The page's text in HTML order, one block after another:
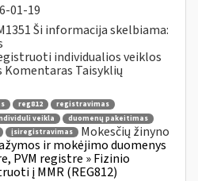
01-19
Ši informacija skelbiama:
individualios veiklos
Komentaras Taisyklių
reg812
registravimas
veikla
duomenų pakeitimas
įsiregistravimas
Mokesčių žinyno
ir mokėjimo duomenys
PVM registre » Fizinio
į MMR (REG812)